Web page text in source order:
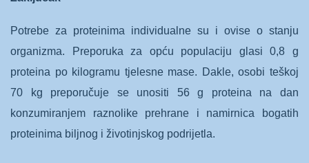
Potrebe za proteinima individualne su i ovise o stanju
organizma. Preporuka za opću populaciju glasi 0,8 g
proteina po kilogramu tjelesne mase. Dakle, osobi teškoj
70 kg preporučuje se unositi 56 g proteina na dan
konzumiranjem raznolike prehrane i namirnica bogatih
proteinima biljnog i životinjskog podrijetla.